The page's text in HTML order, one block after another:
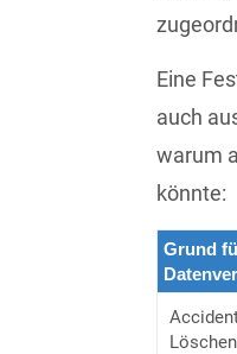
Eine
auch
warum
könnte:
Grund
Löschen